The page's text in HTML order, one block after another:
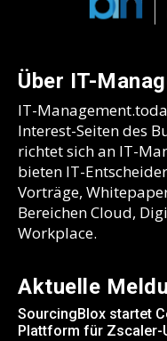
Über IT-
IT-
Interest-Seiten des
richtet sich an IT-
bieten IT-
Vorträge,
Bereichen Cloud,
Workplace.
Aktuelle
SourcingBlox startet
Plattform für Zscaler-